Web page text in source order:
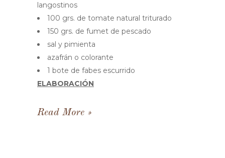
langostinos
100 grs. de tomate natural triturado
150 grs. de fumet de pescado
sal y pimienta
azafrán o colorante
1 bote de fabes escurrido
ELABORACIÓN
Read More